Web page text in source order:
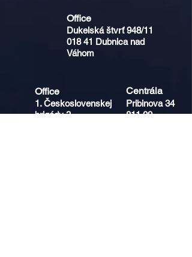
Office​​
Dukelská štvrť 948/11
018 41 Dubnica nad
Váhom
Centrála
Pribinova 34
811 09
Office​​
1. Československej
brigády 3